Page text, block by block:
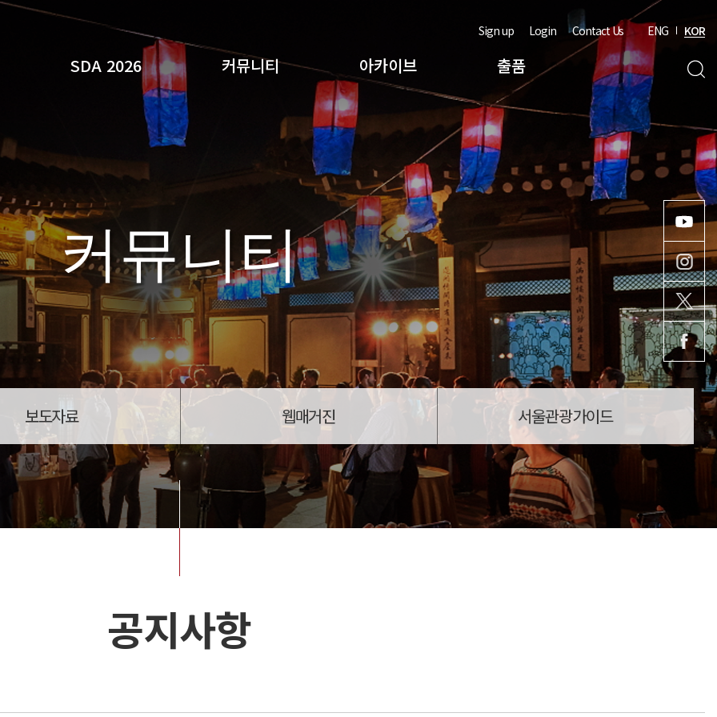
SDA 2026 커뮤니티 아카이브 출품
Sign up Login Contact Us ENG KOR
검색
커뮤니티
보도자료 웹매거진 서울관광가이드
공지사항